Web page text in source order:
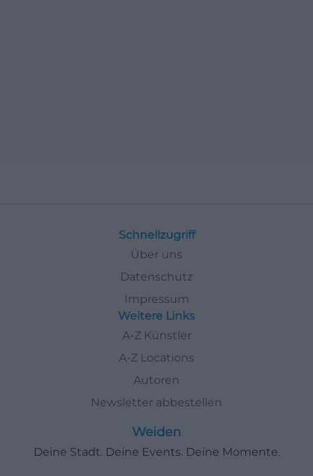
Schnellzugriff
Über uns
Datenschutz
Impressum
Weitere Links
A-Z Künstler
A-Z Locations
Autoren
Newsletter abbestellen
Weiden
Deine Stadt. Deine Events. Deine Momente.